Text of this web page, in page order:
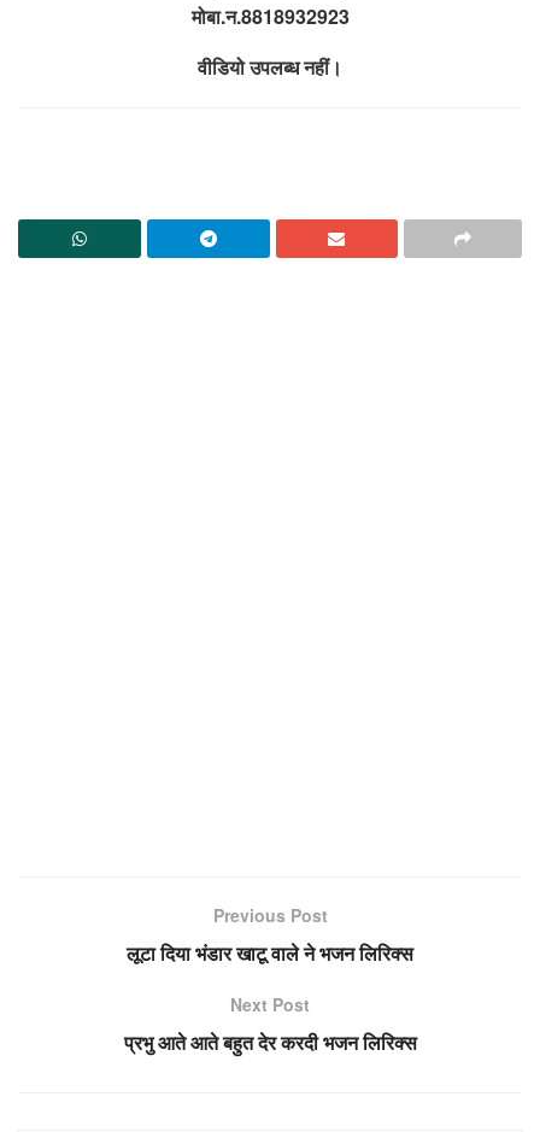
मोबा.न.8818932923
वीडियो उपलब्ध नहीं।
Previous Post
लूटा दिया भंडार खाटू वाले ने भजन लिरिक्स
Next Post
प्रभु आते आते बहुत देर करदी भजन लिरिक्स